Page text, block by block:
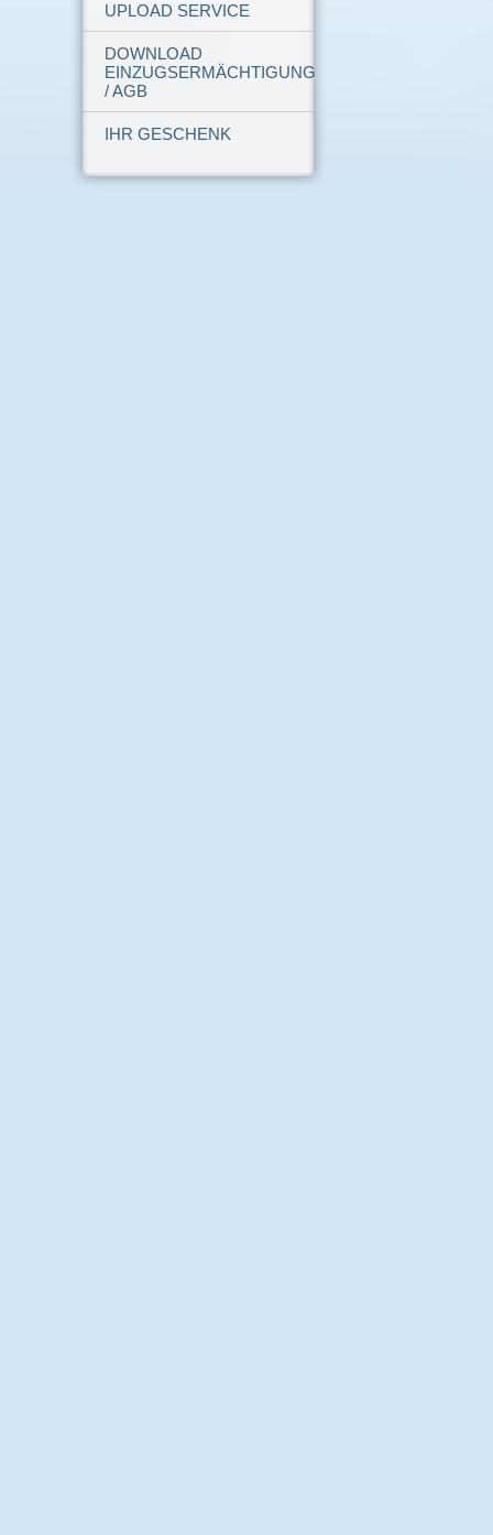
UPLOAD SERVICE
DOWNLOAD
EINZUGSERMÄCHTIGUNG
/ AGB
IHR GESCHENK